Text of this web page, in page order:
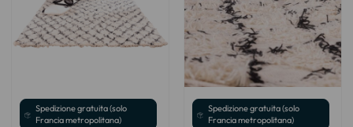
Spedizione gratuita (solo
Francia metropolitana)
Spedizione gratuita (solo
Francia metropolitana)